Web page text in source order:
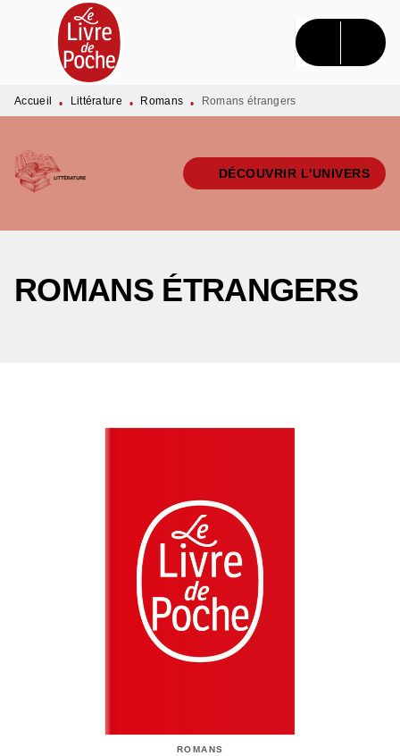
MENU RECHERCHE CONTENU
PIED DE PAGE
Accueil • Littérature • Romans • Romans étrangers
DÉCOUVRIR L'UNIVERS
ROMANS ÉTRANGERS
ROMANS